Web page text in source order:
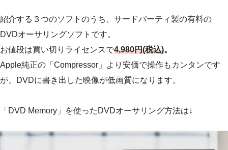
紹介する３つのソフトのうち、サードパーティ製の有料の
DVDオーサリングソフトです。
お値段は買い切りライセンスで4,980円(税込)。
Apple純正の「Compressor」より安価で操作もカンタンです
が、DVDに書き出した映像が低画質になります。
「DVD Memory」を使ったDVDオーサリング方法は↓